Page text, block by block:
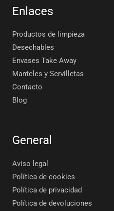
Enlaces
Productos de limpieza
Desechables
Envases Take Away
Manteles y Servilletas
Contacto
Blog
General
Aviso legal
Política de cookies
Política de privacidad
Política de devoluciones